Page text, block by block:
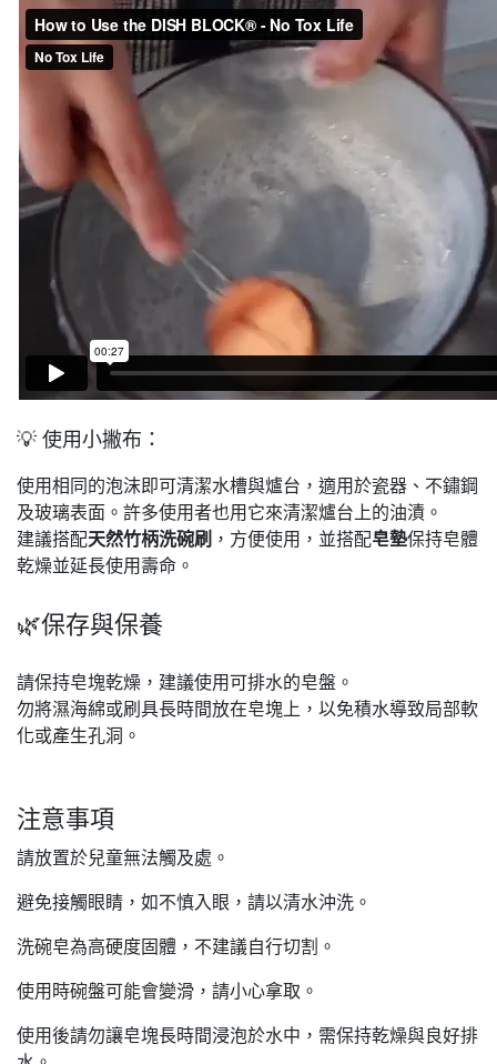
💡 使用小撇布：
使用相同的泡沫即可清潔水槽與爐台，適用於瓷器、不鏽鋼
及玻璃表面。許多使用者也用它來清潔爐台上的油漬。
建議搭配天然竹柄洗碗刷 ，方便使用，並搭配皂墊保持皂體
乾燥並延長使用壽命。
🌿保存與保養
請保持皂塊乾燥，建議使用可排水的皂盤。
勿將濕海綿或刷具長時間放在皂塊上，以免積水導致局部軟
化或產生孔洞。
注意事項
請放置於兒童無法觸及處。
避免接觸眼睛，如不慎入眼，請以清水沖洗。
洗碗皂為高硬度固體，不建議自行切割。
使用時碗盤可能會變滑，請小心拿取。
使用後請勿讓皂塊長時間浸泡於水中，需保持乾燥與良好排